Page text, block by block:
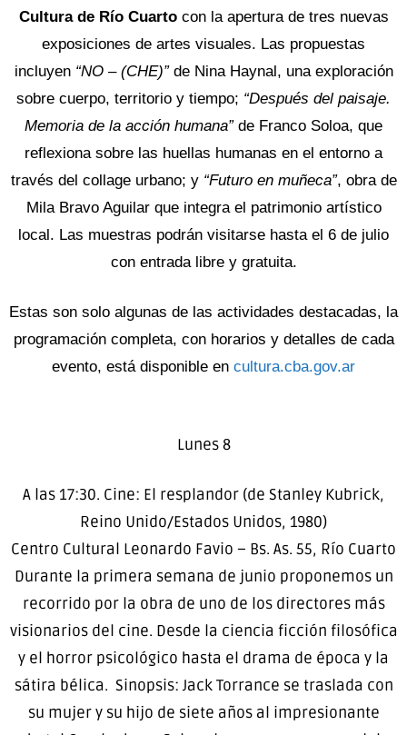
Cultura de Río Cuartocon la apertura de tres nuevas
exposiciones de artes visuales. Las propuestas
incluyen “NO – (CHE)”de Nina Haynal, una exploración
sobre cuerpo, territorio y tiempo; “Después del paisaje.
Memoria de la acción humana”de Franco Soloa, que
reflexiona sobre las huellas humanas en el entorno a
través del collage urbano; y “Futuro en muñeca”, obra de
Mila Bravo Aguilar que integra el patrimonio artístico
local. Las muestras podrán visitarse hasta el 6 de julio
con entrada libre y gratuita.
Estas son solo algunas de las actividades destacadas, la
programación completa, con horarios y detalles de cada
evento, está disponible en cultura.cba.gov.ar
Lunes 8
A las 17:30. Cine: El resplandor (de Stanley Kubrick,
Reino Unido/Estados Unidos, 1980)
Centro Cultural Leonardo Favio – Bs. As. 55, Río Cuarto
Durante la primera semana de junio proponemos un
recorrido por la obra de uno de los directores más
visionarios del cine. Desde la ciencia ficción filosófica
y el horror psicológico hasta el drama de época y la
sátira bélica. Sinopsis: Jack Torrance se traslada con
su mujer y su hijo de siete años al impresionante